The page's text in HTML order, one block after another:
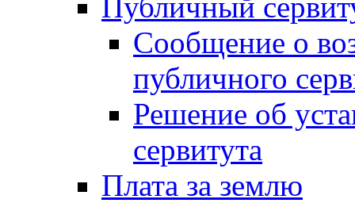
Сообщение о
публичного
Решение об
сервитута
Плата за землю